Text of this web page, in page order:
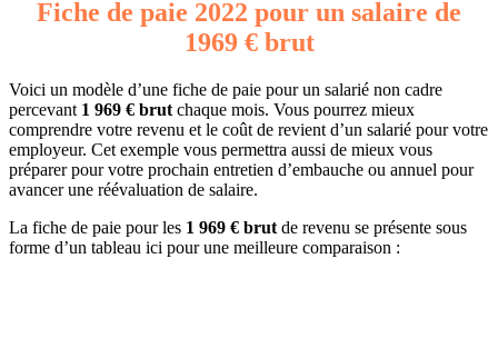
Fiche de paie 2022 pour un salaire de
1969 € brut
Voici un modèle d’une fiche de paie pour un salarié non cadre
percevant 1 969 € brut chaque mois. Vous pourrez mieux
comprendre votre revenu et le coût de revient d’un salarié pour votre
employeur. Cet exemple vous permettra aussi de mieux vous
préparer pour votre prochain entretien d’embauche ou annuel pour
avancer une réévaluation de salaire.
La fiche de paie pour les 1 969 € brut de revenu se présente sous
forme d’un tableau ici pour une meilleure comparaison :